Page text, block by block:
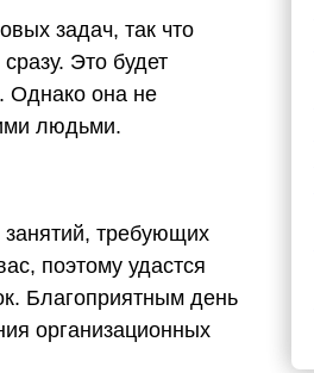
задач, так что
Это будет
Однако она не
людьми.
требующих
поэтому удастся
Благоприятным день
организационных